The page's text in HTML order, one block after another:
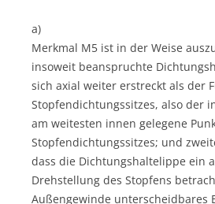
a)
Merkmal M5 ist in der Weise
insoweit beanspruchte
sich axial weiter erstreckt als der
Stopfendichtungssitzes, also der
am weitesten innen gelegene
Stopfendichtungssitzes; und
dass die Dichtungshaltelippe ein
Drehstellung des Stopfens
Außengewinde unterscheidbares